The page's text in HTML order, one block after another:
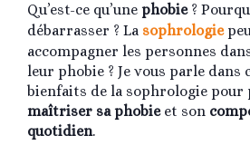
Qu’est-ce qu’une phobie?
débarrasser ? La sophrologie
accompagner les personnes
leur phobie ? Je vous parle dans
bienfaits de la sophrologie pour
maîtriser sa phobieet son
quotidien.